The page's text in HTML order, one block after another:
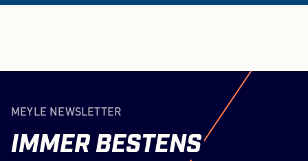
MEYLE NEWSLETTER
IMMER BESTENS